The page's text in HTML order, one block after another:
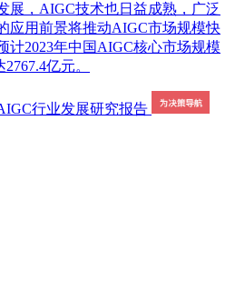
展，AIGC技术也日益成熟，广泛
应用前景将推动AIGC市场规模快
计2023年中国AIGC核心市场规模
亿元。